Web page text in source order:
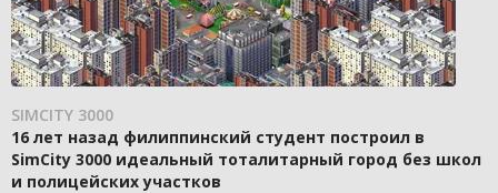
SIMCITY 3000
16 лет назад филиппинский студент построил в
SimCity 3000 идеальный тоталитарный город без школ
и полицейских участков